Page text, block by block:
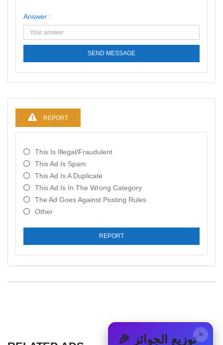
Answer :
SEND MESSAGE
REPORT
This Is Illegal/fraudulent
This Ad Is Spam
This Ad Is A Duplicate
This Ad Is In The Wrong Category
The Ad Goes Against Posting Rules
Other
REPORT
× 🎉 توزيع الجوائز